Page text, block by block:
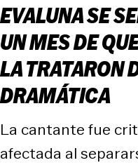
EVALUNA SE
UN MES DE
LA TRATARON
DRAMÁTICA
La cantante fue
afectada al